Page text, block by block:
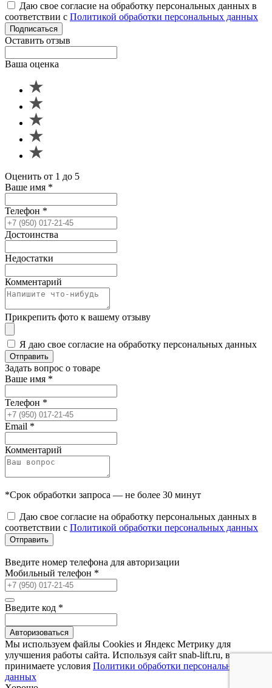
Даю свое согласие на обработку персональных данных в
соответствии с Политикой обработки персональных данных
Подписаться
Оставить отзыв
Ваша оценка
Оценить от 1 до 5
Ваше имя *
Телефон *
Достоинства
Недостатки
Комментарий
Прикрепить фото к вашему отзыву
Я даю свое согласие на обработку персональных данных
Отправить
Задать вопрос о товаре
Ваше имя *
Телефон *
Email *
Комментарий
*Срок обработки запроса — не более 30 минут
Даю свое согласие на обработку персональных данных в
соответствии с Политикой обработки персональных данных
Отправить
Введите номер телефона для авторизации
Мобильный телефон *
Введите код *
Авторизоваться
Мы используем файлы Сookies и Яндекс Метрику для
улучшения работы сайта. Используя сайт snab-lift.ru, вы
принимаете условия Политики обработки персональных
данных